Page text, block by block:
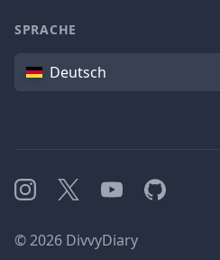
SPRACHE
SpracheDeutsch
Instagram
X YouTubeGitHub
©2026 DivvyDiary